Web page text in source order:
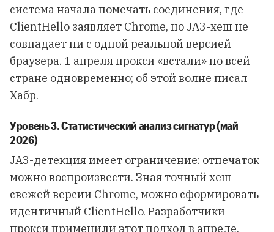
система начала помечать соединения, где
ClientHello заявляет Chrome, но JA3-хеш не
совпадает ни с одной реальной версией
браузера. 1 апреля прокси «встали» по всей
стране одновременно; об этой волне писал
Хабр.
Уровень 3. Статистический анализ сигнатур (май
2026)
JA3-детекция имеет ограничение: отпечаток
можно воспроизвести. Зная точный хеш
свежей версии Chrome, можно сформировать
идентичный ClientHello. Разработчики
прокси применили этот подход в апреле.